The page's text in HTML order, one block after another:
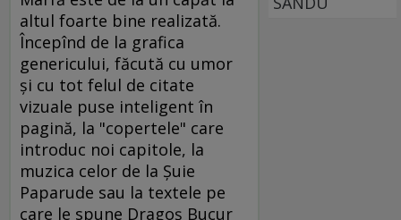
altul foarte bine realizată.
Începînd de la grafica
genericului, făcută cu umor
şi cu tot felul de citate
vizuale puse inteligent în
pagină, la "copertele" care
introduc noi capitole, la
muzica celor de la Şuie
Paparude sau la textele pe
care le spune Dragoş Bucur